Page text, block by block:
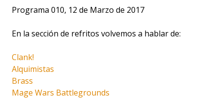
Programa 010, 12 de Marzo de 2017
En la sección de refritos volvemos a hablar de:
Clank!
Alquimistas
Brass
Mage Wars Battlegrounds